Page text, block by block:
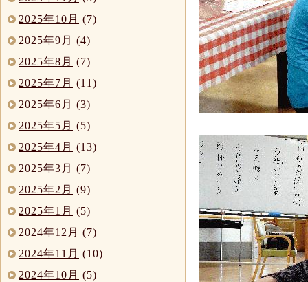
2025年10月 (7)
2025年9月 (4)
2025年8月 (7)
2025年7月 (11)
2025年6月 (3)
2025年5月 (5)
2025年4月 (13)
2025年3月 (7)
2025年2月 (9)
2025年1月 (5)
2024年12月 (7)
2024年11月 (10)
2024年10月 (5)